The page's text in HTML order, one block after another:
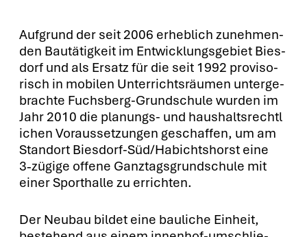
Auf­grund der seit 2006 erheb­lich zuneh­men­
den Bau­tä­tig­keit im Ent­wick­lungs­ge­biet Bies­
dorf und als Ersatz für die seit 1992 pro­vi­so­
risch in mobi­len Unter­richts­räu­men unter­ge­
brach­te Fuchs­berg-Grund­schu­le wur­den im
Jahr 2010 die pla­nungs- und haus­halts­recht­l
i­chen Vor­aus­set­zun­gen geschaf­fen, um am
Stand­ort Bies­dorf-Süd­/Ha­bichts­horst eine
3‑zügige offe­ne Ganz­tags­grund­schu­le mit
einer Sport­hal­le zu errich­ten.
Der Neu­bau bil­det eine bau­li­che Ein­heit,